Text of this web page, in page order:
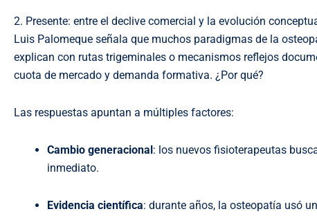
2. Presente: entre el declive comercial y la evolución
Luis Palomeque señala que muchos paradigmas de la
explican con rutas trigeminales o mecanismos reflejos
cuota de mercado y demanda formativa. ¿Por qué?
Las respuestas apuntan a múltiples factores:
Cambio generacional : los nuevos fisioterapeutas
inmediato.
Evidencia científica: durante años, la osteopatía usó